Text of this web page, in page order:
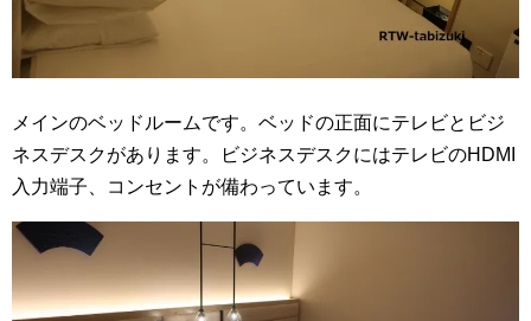
メインのベッドルームです。ベッドの正面にテレビとビジ
ネスデスクがあります。ビジネスデスクにはテレビのHDMI
入力端子、コンセントが備わっています。